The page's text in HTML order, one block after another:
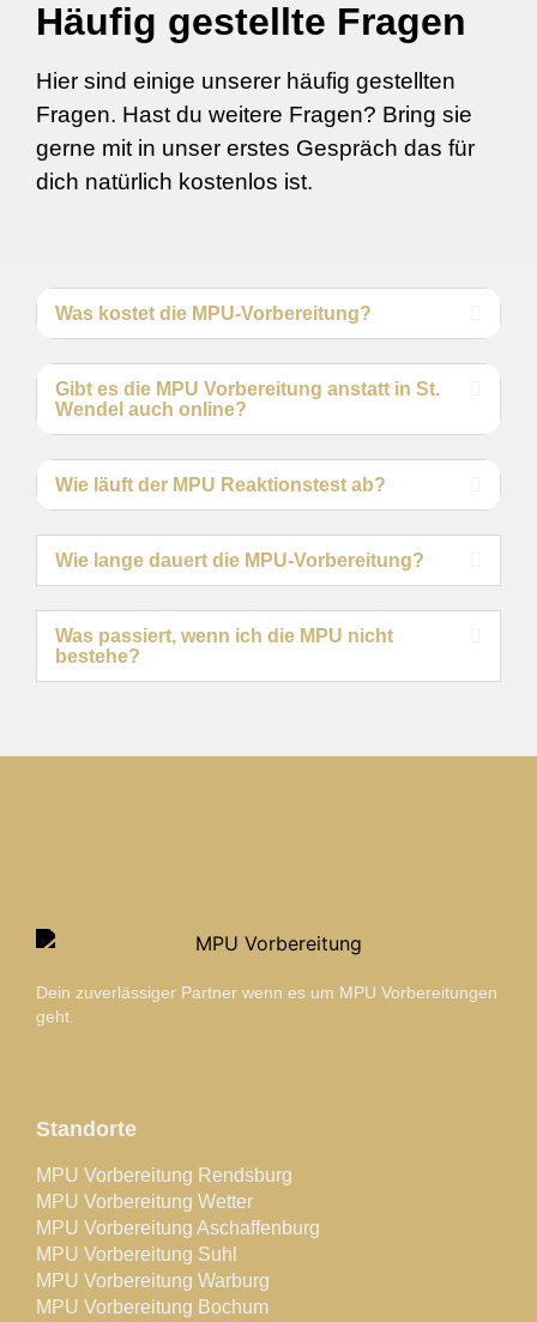
Häufig gestellte Fragen
Hier sind einige unserer häufig gestellten
Fragen. Hast du weitere Fragen? Bring sie
gerne mit in unser erstes Gespräch das für
dich natürlich kostenlos ist.
Was kostet die MPU-Vorbereitung?
Gibt es die MPU Vorbereitung anstatt in St.
Wendel auch online?
Wie läuft der MPU Reaktionstest ab?
Wie lange dauert die MPU-Vorbereitung?
Was passiert, wenn ich die MPU nicht
bestehe?
Dein zuverlässiger Partner wenn es um MPU Vorbereitungen
geht.
Standorte
MPU Vorbereitung Rendsburg
MPU Vorbereitung Wetter
MPU Vorbereitung Aschaffenburg
MPU Vorbereitung Suhl
MPU Vorbereitung Warburg
MPU Vorbereitung Bochum